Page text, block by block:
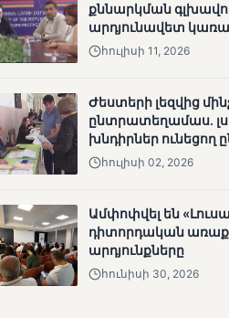
ՄՈՒՆԵՏԻԿ
Մատչելի
չլուծված
առաքելության
արդյունքները
քննարկման
արդյունավետ
քաղաքական
հուլիսի 11, 2026
Ժեստերի լեզվից
ընտրատեղամաս.
խնդիրներ ունեցող
ճանապարհը
հուլիսի 02, 2026
Ամփոփվել են
դիտորդական
արդյունքները
հունիսի 30, 2026